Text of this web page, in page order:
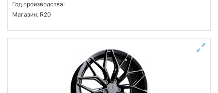
Год производства:
Магазин: R20